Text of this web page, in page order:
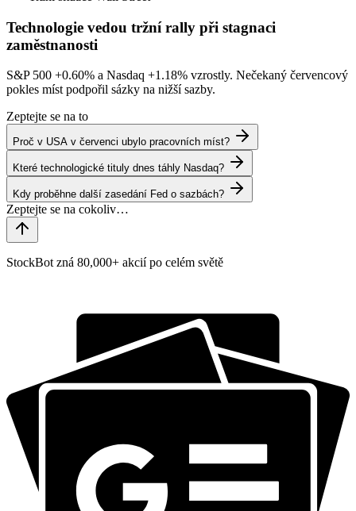
Technologie vedou tržní rally při stagnaci
zaměstnanosti
S&P 500 +0.60% a Nasdaq +1.18% vzrostly. Nečekaný červencový
pokles míst podpořil sázky na nižší sazby.
Zeptejte se na to
Proč v USA v červenci ubylo pracovních míst?
Které technologické tituly dnes táhly Nasdaq?
Kdy proběhne další zasedání Fed o sazbách?
StockBot zná 80,000+ akcií po celém světě